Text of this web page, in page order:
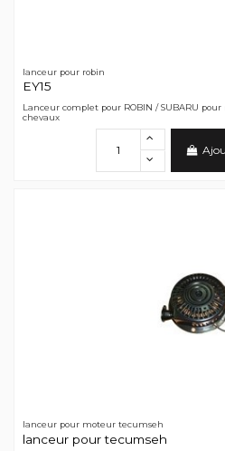
lanceur pour robin
EY15
Lanceur complet pour ROBIN / SUBARU pour
chevaux
lanceur pour moteur tecumseh
lanceur pour tecumseh